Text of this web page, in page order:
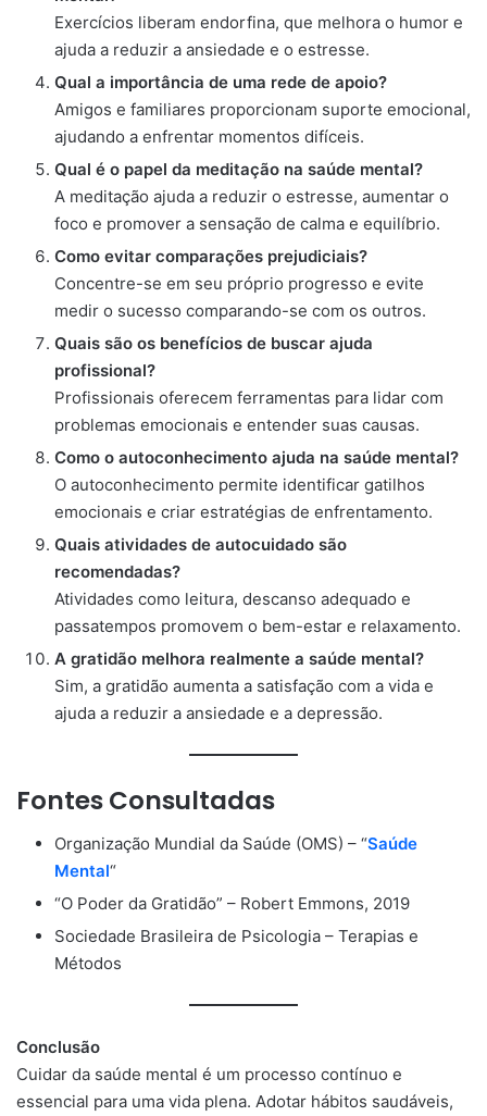
Exercícios liberam endorfina, que melhora o humor e
ajuda a reduzir a ansiedade e o estresse.
Qual a importância de uma rede de apoio?
Amigos e familiares proporcionam suporte emocional,
ajudando a enfrentar momentos difíceis.
Qual é o papel da meditação na saúde mental?
A meditação ajuda a reduzir o estresse, aumentar o
foco e promover a sensação de calma e equilíbrio.
Como evitar comparações prejudiciais?
Concentre-se em seu próprio progresso e evite
medir o sucesso comparando-se com os outros.
Quais são os benefícios de buscar ajuda
profissional?
Profissionais oferecem ferramentas para lidar com
problemas emocionais e entender suas causas.
Como o autoconhecimento ajuda na saúde mental?
O autoconhecimento permite identificar gatilhos
emocionais e criar estratégias de enfrentamento.
Quais atividades de autocuidado são
recomendadas?
Atividades como leitura, descanso adequado e
passatempos promovem o bem-estar e relaxamento.
A gratidão melhora realmente a saúde mental?
Sim, a gratidão aumenta a satisfação com a vida e
ajuda a reduzir a ansiedade e a depressão.
Fontes Consultadas
Organização Mundial da Saúde (OMS) – “Saúde
Mental“
“O Poder da Gratidão” – Robert Emmons, 2019
Sociedade Brasileira de Psicologia – Terapias e
Métodos
Conclusão
Cuidar da saúde mental é um processo contínuo e
essencial para uma vida plena. Adotar hábitos saudáveis,